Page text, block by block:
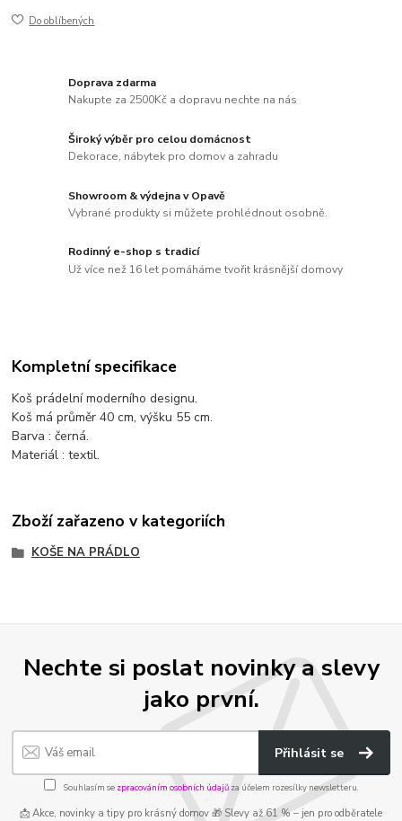
Do oblíbených
Doprava zdarma
Nakupte za 2500Kč a dopravu nechte na nás
Široký výběr pro celou domácnost
Dekorace, nábytek pro domov a zahradu
Showroom & výdejna v Opavě
Vybrané produkty si můžete prohlédnout osobně.
Rodinný e-shop s tradicí
Už více než 16 let pomáháme tvořit krásnější domovy
Kompletní specifikace
Koš prádelní moderního designu.
Koš má průměr 40 cm, výšku 55 cm.
Barva : černá.
Materiál : textil.
Zboží zařazeno v kategoriích
KOŠE NA PRÁDLO
Nechte si poslat novinky a slevy
jako první.
Přihlásit se
Souhlasím se zpracováním osobních údajůza účelem rozesílky newsletteru.
📩 Akce, novinky a tipy pro krásný domov 🎁 Slevy až 61 % – jen pro odběratele